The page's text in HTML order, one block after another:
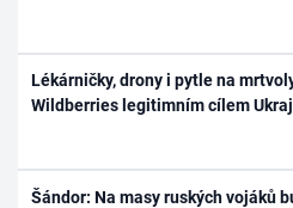
Lékárničky, drony i pytle na
Wildberries legitimním cílem
Šándor: Na masy ruských vojáků